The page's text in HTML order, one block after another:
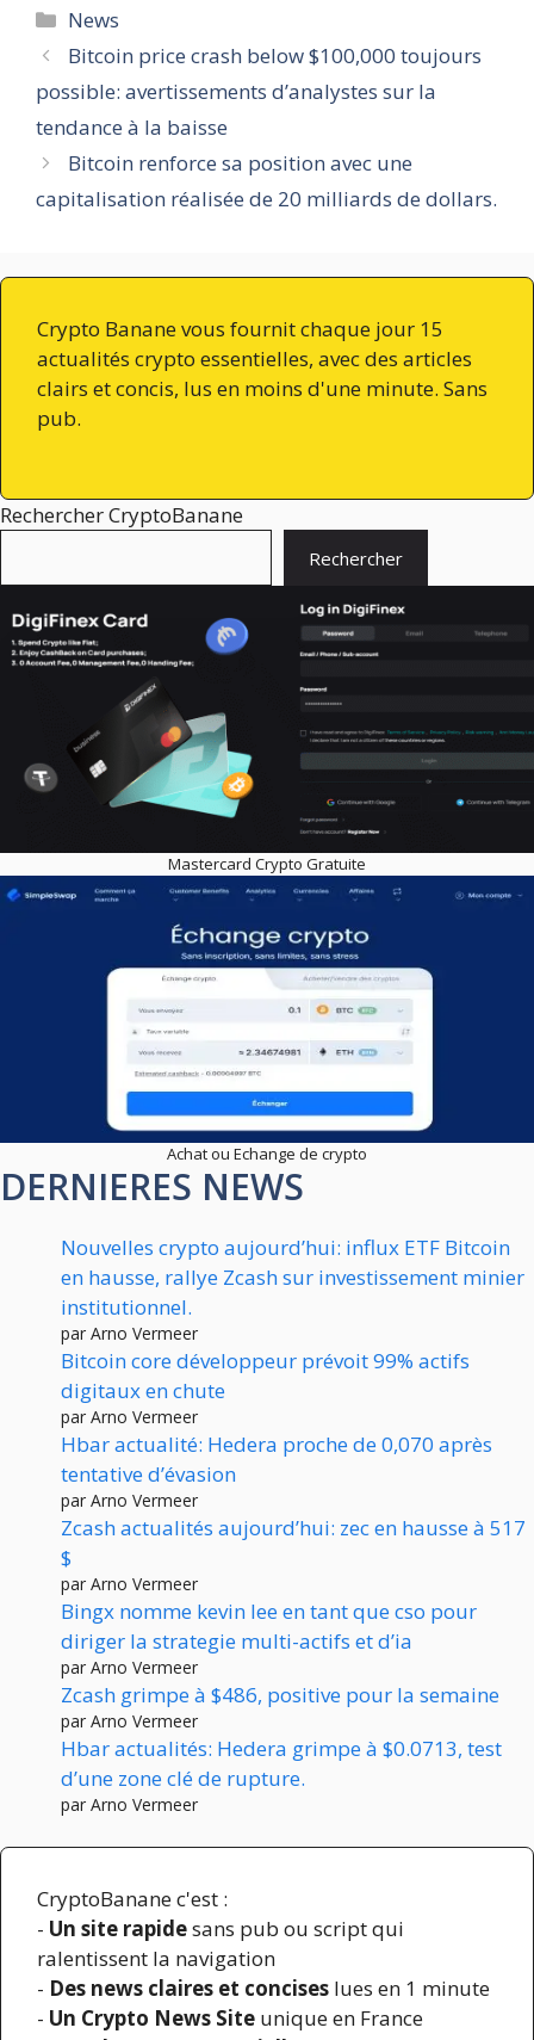
Catégories
News
Bitcoin price crash below $100,000 toujours
possible: avertissements d’analystes sur la
tendance à la baisse
Bitcoin renforce sa position avec une
capitalisation réalisée de 20 milliards de dollars.
Crypto Banane vous fournit chaque jour 15
actualités crypto essentielles, avec des articles
clairs et concis, lus en moins d'une minute. Sans
pub.
Rechercher CryptoBanane
Rechercher
Mastercard Crypto Gratuite
Achat ou Echange de crypto
DERNIERES NEWS
Nouvelles crypto aujourd’hui: influx ETF Bitcoin
en hausse, rallye Zcash sur investissement minier
institutionnel.
par Arno Vermeer
Bitcoin core développeur prévoit 99% actifs
digitaux en chute
par Arno Vermeer
Hbar actualité: Hedera proche de 0,070 après
tentative d’évasion
par Arno Vermeer
Zcash actualités aujourd’hui: zec en hausse à 517
$
par Arno Vermeer
Bingx nomme kevin lee en tant que cso pour
diriger la strategie multi-actifs et d’ia
par Arno Vermeer
Zcash grimpe à $486, positive pour la semaine
par Arno Vermeer
Hbar actualités: Hedera grimpe à $0.0713, test
d’une zone clé de rupture.
par Arno Vermeer
CryptoBanane c'est :
- Un site rapidesans pub ou script qui
ralentissent la navigation
- Des news claires et concises lues en 1 minute
- Un Crypto News Site unique en France